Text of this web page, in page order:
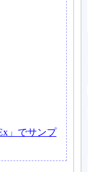
」でサンプ